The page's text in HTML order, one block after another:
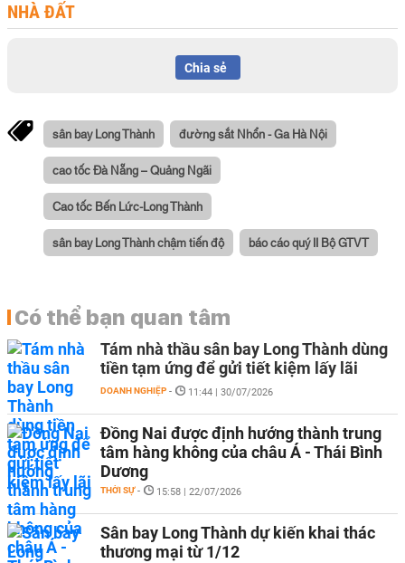
NHÀ ĐẤT
Chia sẻ
sân bay Long Thành đường sắt Nhổn - Ga Hà Nội
cao tốc Đà Nẵng – Quảng Ngãi
Cao tốc Bến Lức-Long Thành
sân bay Long Thành chậm tiến độ báo cáo quý II Bộ GTVT
Có thể bạn quan tâm
Tám nhà thầu sân bay Long Thành dùng
tiền tạm ứng để gửi tiết kiệm lấy lãi
DOANH NGHIỆP - 11:44 | 30/07/2026
Đồng Nai được định hướng thành trung
tâm hàng không của châu Á - Thái Bình
Dương
THỜI SỰ - 15:58 | 22/07/2026
Sân bay Long Thành dự kiến khai thác
thương mại từ 1/12